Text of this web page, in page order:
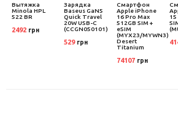
Вытяжка
Minola HPL
522 BR
2492 грн
Зарядка
Baseus GaN5
Quick Travel
20W USB-C
(CCGN050101)
529 грн
Смартфон
Apple iPhone
16 Pro Max
512GB SIM +
eSIM
(MYX23/MYWN3)
Desert
Titanium
74107 грн
15